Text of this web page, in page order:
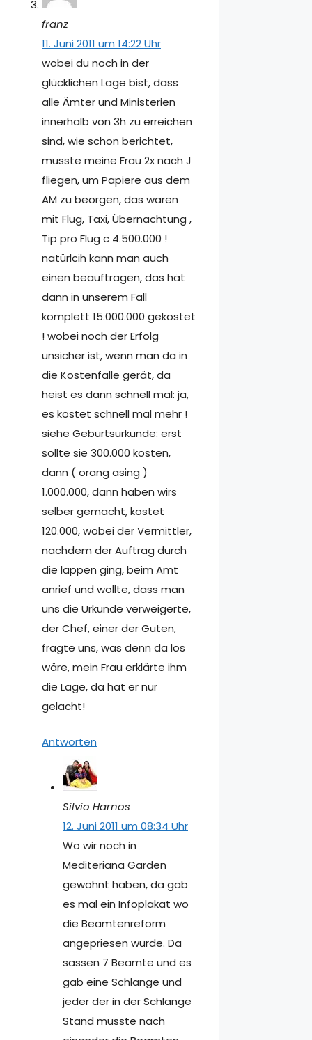
franz
11. Juni 2011 um 14:22 Uhr
wobei du noch in der
glücklichen Lage bist, dass
alle Ämter und Ministerien
innerhalb von 3h zu erreichen
sind, wie schon berichtet,
musste meine Frau 2x nach J
fliegen, um Papiere aus dem
AM zu beorgen, das waren
mit Flug, Taxi, Übernachtung ,
Tip pro Flug c 4.500.000 !
natürlcih kann man auch
einen beauftragen, das hät
dann in unserem Fall
komplett 15.000.000 gekostet
! wobei noch der Erfolg
unsicher ist, wenn man da in
die Kostenfalle gerät, da
heist es dann schnell mal: ja,
es kostet schnell mal mehr !
siehe Geburtsurkunde: erst
sollte sie 300.000 kosten,
dann ( orang asing )
1.000.000, dann haben wirs
selber gemacht, kostet
120.000, wobei der Vermittler,
nachdem der Auftrag durch
die lappen ging, beim Amt
anrief und wollte, dass man
uns die Urkunde verweigerte,
der Chef, einer der Guten,
fragte uns, was denn da los
wäre, mein Frau erklärte ihm
die Lage, da hat er nur
gelacht!
Antworten
Silvio Harnos
12. Juni 2011 um 08:34 Uhr
Wo wir noch in
Mediteriana Garden
gewohnt haben, da gab
es mal ein Infoplakat wo
die Beamtenreform
angepriesen wurde. Da
sassen 7 Beamte und es
gab eine Schlange und
jeder der in der Schlange
Stand musste nach